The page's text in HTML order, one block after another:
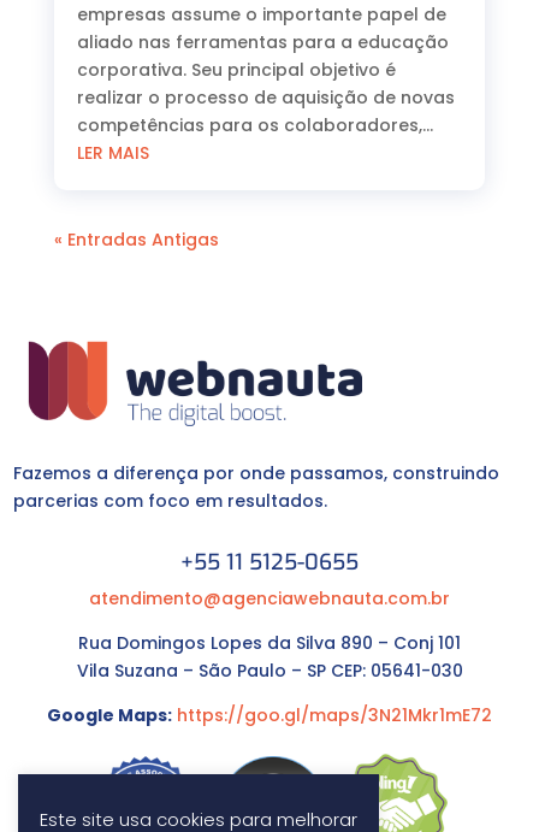
empresas assume o importante papel de
aliado nas ferramentas para a educação
corporativa. Seu principal objetivo é
realizar o processo de aquisição de novas
competências para os colaboradores,...
LER MAIS
« Entradas Antigas
Fazemos a diferença por onde passamos, construindo
parcerias com foco em resultados.
+55 11 5125-0655
atendimento@agenciawebnauta.com.br
Rua Domingos Lopes da Silva 890 – Conj 101
Vila Suzana – São Paulo – SP CEP: 05641-030
Google Maps: https://goo.gl/maps/3N21Mkr1mE72
Este site usa cookies para melhorar